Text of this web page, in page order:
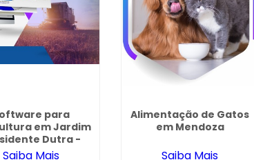
para
em Jardim
Dutra -
Guarulhos
Saiba Mais
Alimentação de Gatos
em Mendoza
Saiba Mais